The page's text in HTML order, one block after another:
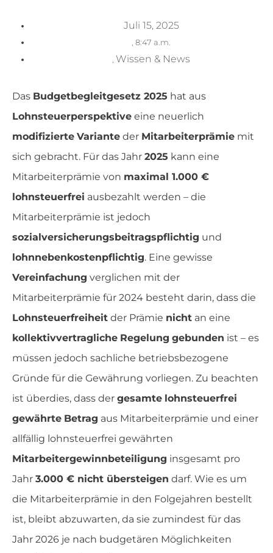
Juli 15, 2025
, 8:47 a.m.
, Wissen & News
Das Budgetbegleitgesetz 2025 hat aus
Lohnsteuerperspektive eine neuerlich
modifizierte Variante der Mitarbeiterprämie mit
sich gebracht. Für das Jahr 2025 kann eine
Mitarbeiterprämie von maximal 1.000 €
lohnsteuerfrei ausbezahlt werden – die
Mitarbeiterprämie ist jedoch
sozialversicherungsbeitragspflichtig und
lohnnebenkostenpflichtig. Eine gewisse
Vereinfachung verglichen mit der
Mitarbeiterprämie für 2024 besteht darin, dass die
Lohnsteuerfreiheit der Prämie nicht an eine
kollektivvertragliche Regelung gebunden ist – es
müssen jedoch sachliche betriebsbezogene
Gründe für die Gewährung vorliegen. Zu beachten
ist überdies, dass der gesamte lohnsteuerfrei
gewährte Betrag aus Mitarbeiterprämie und einer
allfällig lohnsteuerfrei gewährten
Mitarbeitergewinnbeteiligung insgesamt pro
Jahr 3.000 € nicht übersteigen darf. Wie es um
die Mitarbeiterprämie in den Folgejahren bestellt
ist, bleibt abzuwarten, da sie zumindest für das
Jahr 2026 je nach budgetären Möglichkeiten